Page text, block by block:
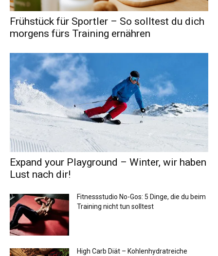
Frühstück für Sportler – So solltest du dich
morgens fürs Training ernähren
Expand your Playground – Winter, wir haben
Lust nach dir!
Fitnessstudio No-Gos: 5 Dinge, die du beim
Training nicht tun solltest
High Carb Diät – Kohlenhydratreiche